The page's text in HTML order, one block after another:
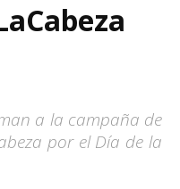
a la campaña de
por el Día de la